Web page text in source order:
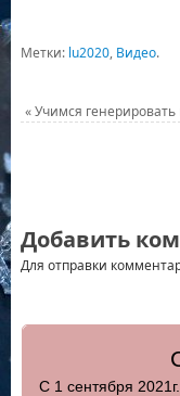
Метки: lu2020, Видео.
«Учимся генерировать
Добавить
Для отправки
С 1 сентября